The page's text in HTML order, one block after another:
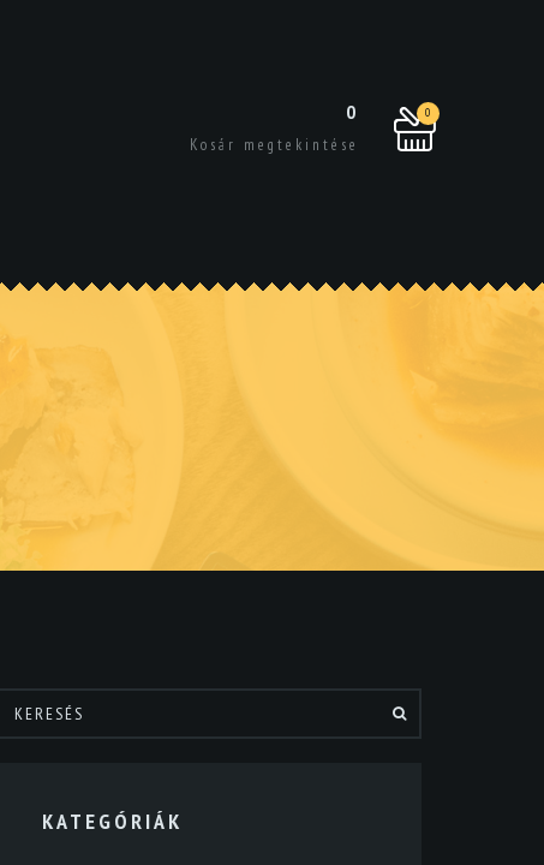
0
Kosár megtekintése
0
KATEGÓRIÁK